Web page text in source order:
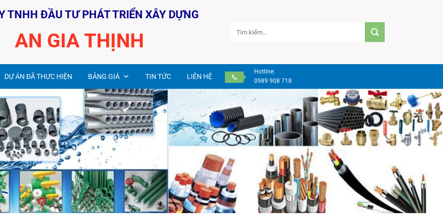
TNHH ĐẦU TƯ PHÁT TRIỂN XÂY DỰNG
AN GIA THỊNH
kiếm:
DỰ ÁN ĐÃ THỰC HIỆN BẢNG GIÁ TIN TỨC LIÊN HỆ
Hotline:
0989 908 718